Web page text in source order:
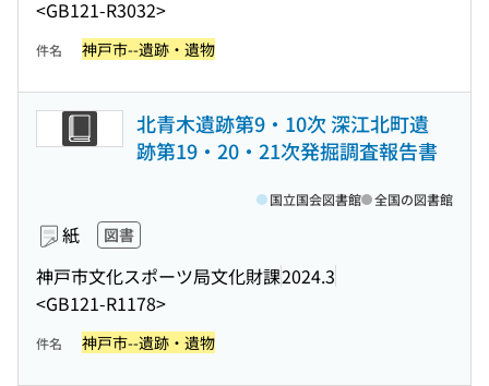
<GB121-R3032>
件名 神戸市--遺跡・遺物
北青木遺跡第9・10次 深江北町遺
跡第19・20・21次発掘調査報告書
紙 図書
神戸市文化スポーツ局文化財課2024.3
<GB121-R1178>
国立国会図書館 全国の図書館
件名 神戸市--遺跡・遺物